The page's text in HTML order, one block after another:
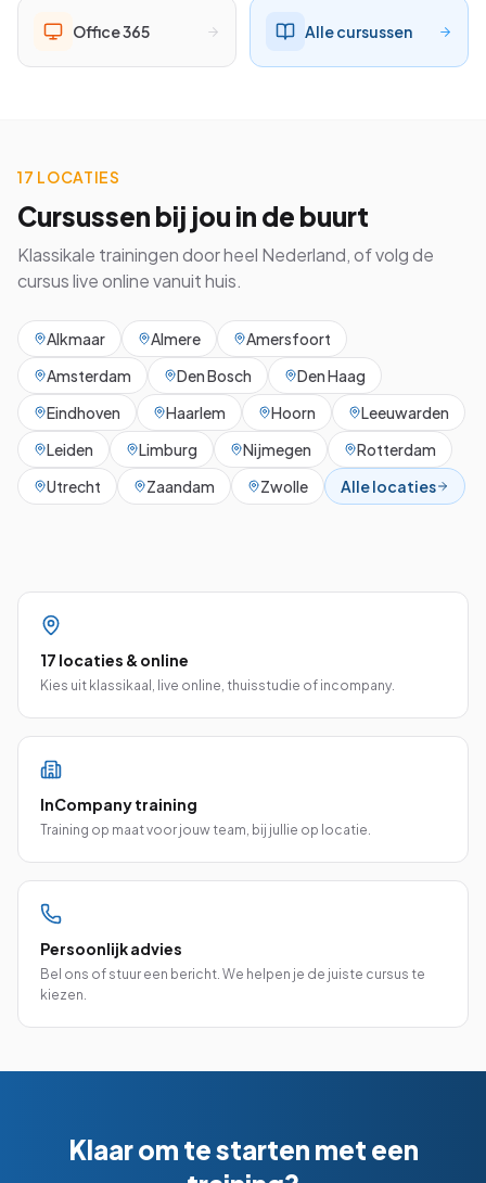
Office 365 Alle cursussen
17 LOCATIES
Cursussen bij jou in de buurt
Klassikale trainingen door heel Nederland, of volg de
cursus live online vanuit huis.
Alkmaar Almere
Amersfoort
Amsterdam
Den Bosch
Den Haag
Eindhoven
Haarlem Hoorn
Leeuwarden
Leiden
Limburg Nijmegen
Rotterdam
Utrecht
Zaandam Zwolle Alle locaties
17 locaties & online
Kies uit klassikaal, live online, thuisstudie of incompany.
InCompany training
Training op maat voor jouw team, bij jullie op locatie.
Persoonlijk advies
Bel ons of stuur een bericht. We helpen je de juiste cursus te
kiezen.
Klaar om te starten met een